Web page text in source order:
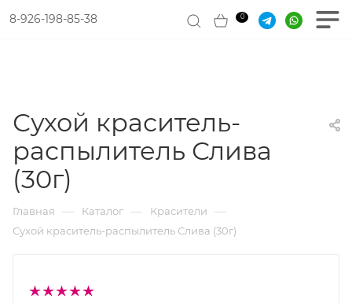
8-926-198-85-38 0
Сухой краситель-
распылитель Слива
(30г)
Главная — Каталог — Красители —
Сухой краситель-распылитель Слива (30г)